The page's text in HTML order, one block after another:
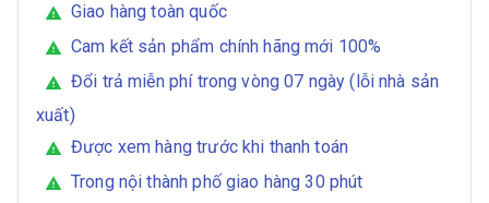
warning Giao hàng toàn quốc
warning Cam kết sản phẩm chính hãng mới 100%
warning
Đổi trả miễn phí trong vòng 07 ngày (lỗi nhà sản
xuất)
warning Được xem hàng trước khi thanh toán
warning Trong nội thành phố giao hàng 30 phút